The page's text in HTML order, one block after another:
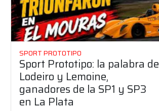
SPORT PROTOTIPO
Sport Prototipo: la palabra de
Lodeiro y Lemoine,
ganadores de la SP1 y SP3
en La Plata